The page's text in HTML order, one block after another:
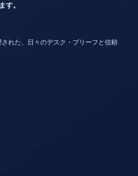
す。
れた、日々のデスク・ブリーフと信頼